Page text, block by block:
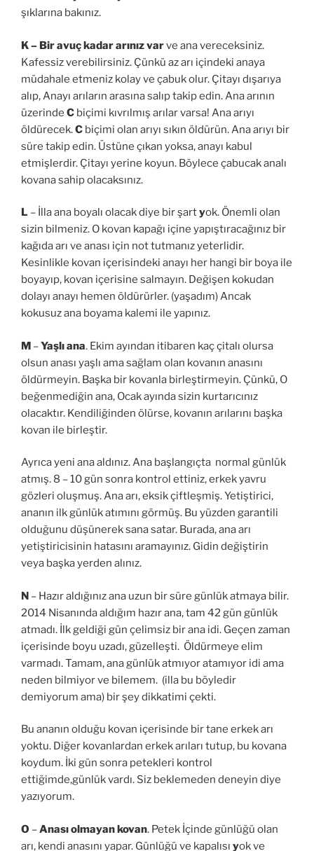
şıklarına bakınız.
K – Bir avuç kadar arınız varve ana vereceksiniz.
Kafessiz verebilirsiniz. Çünkü az arı içindeki anaya
müdahale etmeniz kolay ve çabuk olur. Çitayı dışarıya
alıp, Anayı arıların arasına salıp takip edin. Ana arının
üzerinde C biçimi kıvrılmış arılar varsa! Ana arıyı
öldürecek.C biçimi olan arıyı sıkın öldürün. Ana arıyı bir
süre takip edin. Üstüne çıkan yoksa, anayı kabul
etmişlerdir. Çitayı yerine koyun. Böylece çabucak analı
kovana sahip olacaksınız.
L – İlla ana boyalı olacak diye bir şartyok. Önemli olan
sizin bilmeniz. O kovan kapağı içine yapıştıracağınız bir
kağıda arı ve anası için not tutmanız yeterlidir.
Kesinlikle kovan içerisindeki anayı her hangi bir boya ile
boyayıp, kovan içerisine salmayın. Değişen kokudan
dolayı anayı hemen öldürürler. (yaşadım) Ancak
kokusuz ana boyama kalemi ile yapınız.
M –Yaşlı ana. Ekim ayından itibaren kaç çitalı olursa
olsun anası yaşlı ama sağlam olan kovanın anasını
öldürmeyin. Başka bir kovanla birleştirmeyin. Çünkü, O
beğenmediğin ana, Ocak ayında sizin kurtarıcınız
olacaktır. Kendiliğinden ölürse, kovanın arılarını başka
kovan ile birleştir.
Ayrıca yeni ana aldınız. Ana başlangıçta normal günlük
atmış. 8 – 10 gün sonra kontrol ettiniz, erkek yavru
gözleri oluşmuş. Ana arı, eksik çiftleşmiş. Yetiştirici,
ananın ilk günlük atımını görmüş. Bu yüzden garantili
olduğunu düşünerek sana satar. Burada, ana arı
yetiştiricisinin hatasını aramayınız. Gidin değiştirin
veya başka yerden alınız.
N – Hazır aldığınız ana uzun bir süre günlük atmaya bilir.
2014 Nisanında aldığım hazır ana, tam 42 gün günlük
atmadı. İlk geldiği gün çelimsiz bir ana idi. Geçen zaman
içerisinde boyu uzadı, güzelleşti. Öldürmeye elim
varmadı. Tamam, ana günlük atmıyor atamıyor idi ama
neden bilmiyor ve bilemem. (illa bu böyledir
demiyorum ama) bir şey dikkatimi çekti.
Bu ananın olduğu kovan içerisinde bir tane erkek arı
yoktu. Diğer kovanlardan erkek arıları tutup, bu kovana
koydum. İki gün sonra petekleri kontrol
ettiğimde,günlük vardı. Siz beklemeden deneyin diye
yazıyorum.
O –Anası olmayan kovan. Petek İçinde günlüğü olan
arı, kendi anasını yapar. Günlüğü ve kapalısı yok ve